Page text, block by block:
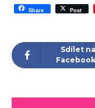
Share Post
Sdílet na